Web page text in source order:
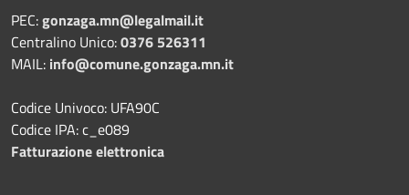
PEC:gonzaga.mn@legalmail.it
Centralino Unico:0376 526311
MAIL: info@comune.gonzaga.mn.it
Codice Univoco: UFA90C
Codice IPA: c_e089
Fatturazione elettronica